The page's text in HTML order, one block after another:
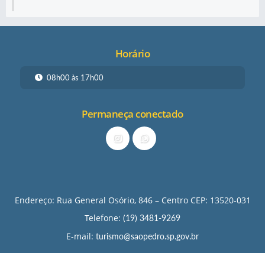
Horário
08h00 às 17h00
Permaneça conectado
Endereço: Rua General Osório, 846 – Centro CEP: 13520-031
Telefone: (19) 3481-9269
E-mail: turismo@saopedro.sp.gov.br